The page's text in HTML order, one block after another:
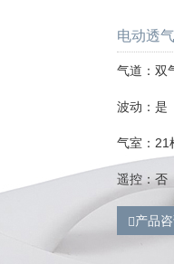
电动透
气道：双
波动：是
气室：21
遥控：否
产品